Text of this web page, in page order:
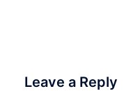
Leave a Reply